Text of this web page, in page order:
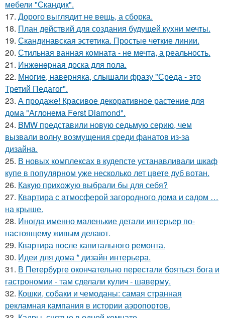
мебели "Скандик".
17. Дорого выглядит не вещь, а сборка.
18. План действий для создания будущей кухни мечты.
19. Скандинавская эстетика. Простые четкие линии.
20. Стильная ванная комната - не мечта, а реальность.
21. Инжeнepная доска для пола.
22. Многие, наверняка, слышали фразу "Среда - это
Третий Педагог".
23. А продаже! Красивое декоративное растение для
дома "Аглонема Ferst Diamond".
24. BMW представили новую седьмую серию, чем
вызвали волну возмущения среди фанатов из-за
дизайна.
25. В новых комплексах в кудепсте устанавливали шкаф
купе в популярном уже несколько лет цвете дуб вотан.
26. Какую прихожую выбрали бы для себя?
27. Квартира с атмосферой загородного дома и садом …
на крыше.
28. Иногда именно маленькие детали интерьер по-
настоящему живым делают.
29. Квартира после капитального ремонта.
30. Идеи для дома * дизайн интерьера.
31. В Петербурге окончательно перестали бояться бога и
гастрономии - там сделали кулич - шаверму.
32. Кошки, собаки и чемоданы: самая странная
рекламная кампания в истории аэропортов.